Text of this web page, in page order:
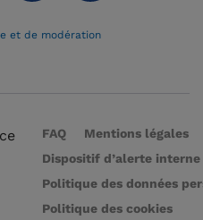
et de modération
FAQ
Mentions légales
Dispositif d’alerte interne
Politique des données
Politique des cookies